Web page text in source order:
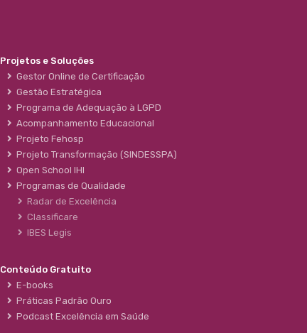
Projetos e Soluções
Gestor Online de Certificação
Gestão Estratégica
Programa de Adequação à LGPD
Acompanhamento Educacional
Projeto Fehosp
Projeto Transformação (SINDESSPA)
Open School IHI
Programas de Qualidade
Radar de Excelência
Classificare
IBES Legis
Conteúdo Gratuito
E-books
Práticas Padrão Ouro
Podcast Excelência em Saúde